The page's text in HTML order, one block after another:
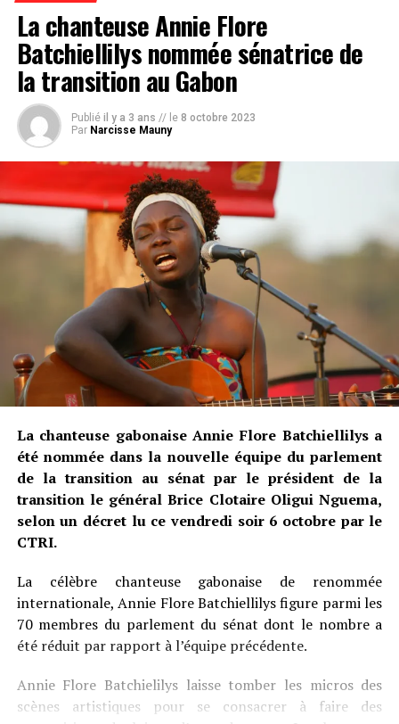
La chanteuse Annie Flore
Batchiellilys nommée sénatrice de
la transition au Gabon
Publié il y a 3 ans // le 8 octobre 2023
Par Narcisse Mauny
La chanteuse gabonaise Annie Flore Batchiellilys a
été nommée dans la nouvelle équipe du parlement
de la transition au sénat par le président de la
transition le général Brice Clotaire Oligui Nguema,
selon un décret lu ce vendredi soir 6 octobre par le
CTRI.
La célèbre chanteuse gabonaise de renommée
internationale, Annie Flore Batchiellilys figure parmi les
70 membres du parlement du sénat dont le nombre a
été réduit par rapport à l’équipe précédente.
Annie Flore Batchielilys laisse tomber les micros des
scènes artistiques pour se consacrer à faire des